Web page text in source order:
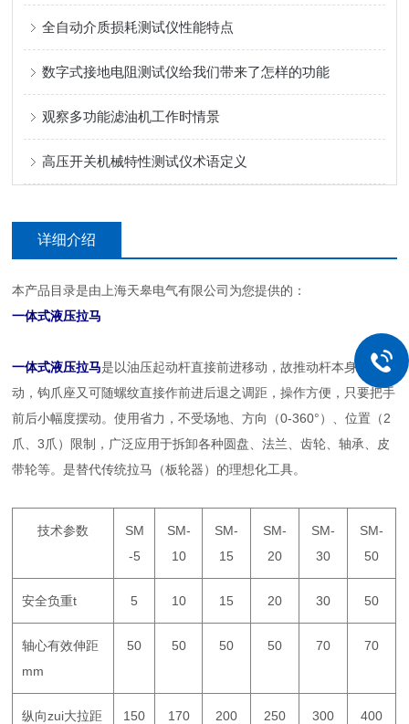
全自动介质损耗测试仪性能特点
数字式接地电阻测试仪给我们带来了怎样的功能
观察多功能滤油机工作时情景
高压开关机械特性测试仪术语定义
详细介绍
本产品目录是由上海天皋电气有限公司为您提供的：
一体式液压拉马
一体式液压拉马是以油压起动杆直接前进移动，故推动杆本身不作转
动，钩爪座又可随螺纹直接作前进后退之调距，操作方便，只要把手
前后小幅度摆动。使用省力，不受场地、方向（0-360°）、位置（2
爪、3爪）限制，广泛应用于拆卸各种圆盘、法兰、齿轮、轴承、皮
带轮等。是替代传统拉马（板轮器）的理想化工具。
技术参数
SM
-5
SM-
10
SM-
15
SM-
20
SM-
30
SM-
50
安全负重t 5 10 15 20 30 50
轴心有效伸距
mm
50 50 50 50 70 70
纵向zui大拉距
150 170 200 250 300 400